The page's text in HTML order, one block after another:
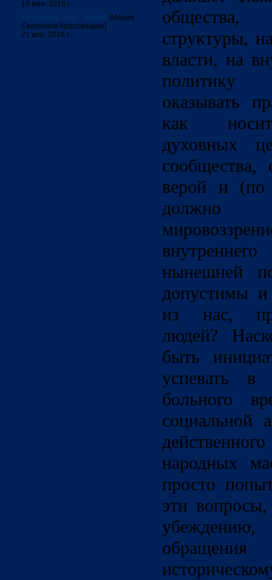
10 мая. 2016 г.
[Мария
Сергеевна Красовицкая]
21 апр. 2016 г.
структуры,
власти, на
политику
оказывать
как
духовных
сообщества,
верой и (по
должно
нынешней
допустимы
из нас,
людей?
быть
успевать в
больного
социальной
народных
просто
эти